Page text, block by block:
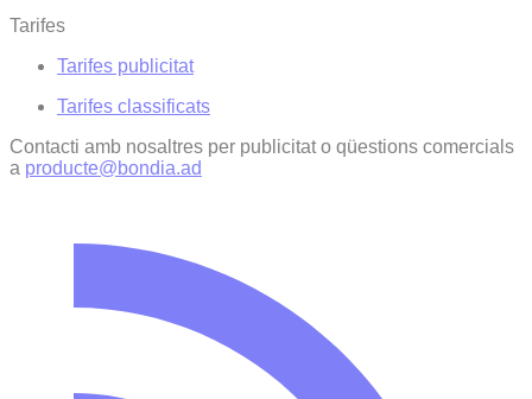
Tarifes
Tarifes publicitat
Tarifes classificats
Contacti amb nosaltres per publicitat o qüestions comercials
a producte@bondia.ad